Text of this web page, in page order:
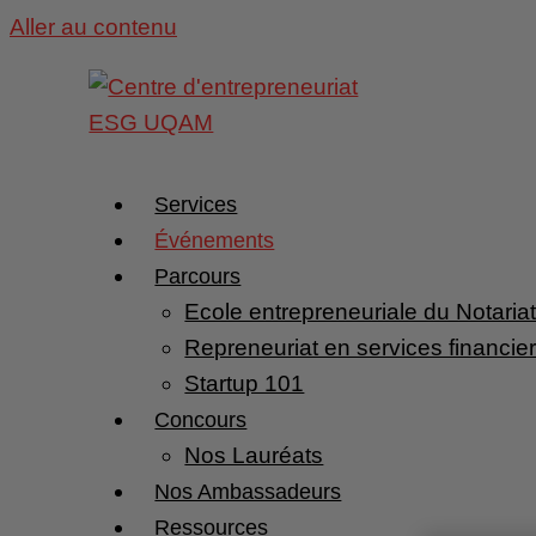
Aller au contenu
Services
Événements
Parcours
Ecole entrepreneuriale du Notariat
Repreneuriat en services
Startup 101
Concours
Nos Lauréats
Nos Ambassadeurs
Ressources